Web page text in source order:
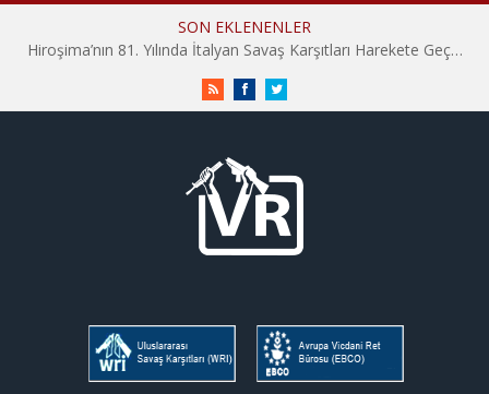
SON EKLENENLER
Hiroşima’nın 81. Yılında İtalyan Savaş Karşıtları Harekete Geçti: “Hatırlamak yeterli değil”
RSS FacebookTwitter